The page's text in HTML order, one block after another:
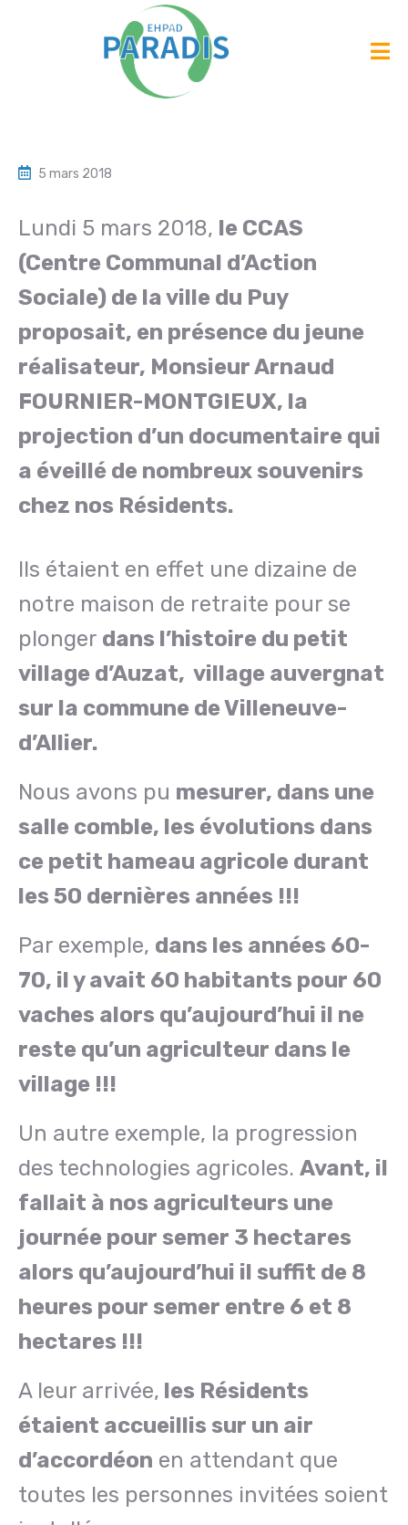
5 mars 2018
Lundi 5 mars 2018, le CCAS
(Centre Communal d’Action
Sociale) de la ville du Puy
proposait, en présence du jeune
réalisateur, Monsieur Arnaud
FOURNIER-MONTGIEUX, la
projection d’un documentaire qui
a éveillé de nombreux souvenirs
chez nos Résidents.
Ils étaient en effet une dizaine de
notre maison de retraite pour se
plonger dans l’histoire du petit
village d’Auzat, village auvergnat
sur la commune de Villeneuve-
d’Allier.
Nous avons pu mesurer, dans une
salle comble, les évolutions dans
ce petit hameau agricole durant
les 50 dernières années !!!
Par exemple, dans les années 60-
70, il y avait 60 habitants pour 60
vaches alors qu’aujourd’hui il ne
reste qu’un agriculteur dans le
village !!!
Un autre exemple, la progression
des technologies agricoles. Avant, il
fallait à nos agriculteurs une
journée pour semer 3 hectares
alors qu’aujourd’hui il suffit de 8
heures pour semer entre 6 et 8
hectares !!!
A leur arrivée, les Résidents
étaient accueillis sur un air
d’accordéon en attendant que
toutes les personnes invitées soient